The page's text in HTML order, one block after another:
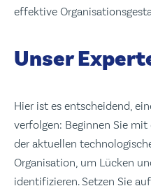
effektive
Unser
Hier ist es entscheidend,
verfolgen: Beginnen Sie
der aktuellen
Organisation, um Lücken
identifizieren. Setzen Sie